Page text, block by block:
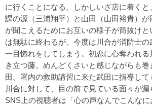
に行くことになる。しかしいざ店に着く
課の源（三浦翔平）と山田（山田裕貴）
が聞こえるためにお互いの様子が筒抜け
は無駄に終わるが、今度は川合が消防士の
一目惚れをしてしまう。初恋に心奪われ
き立つ藤。めんどくさいと感じながらも
田。署内の救助講習に来た武田に指導して
川合に対して、目の前で見ている面々が漏
SNS上の視聴者は「心の声なんでこんな